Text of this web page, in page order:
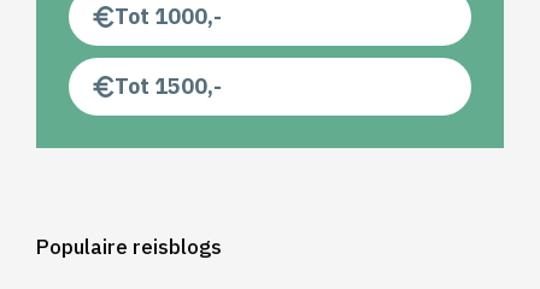
Tot 1000,-
Tot 1500,-
Populaire reisblogs